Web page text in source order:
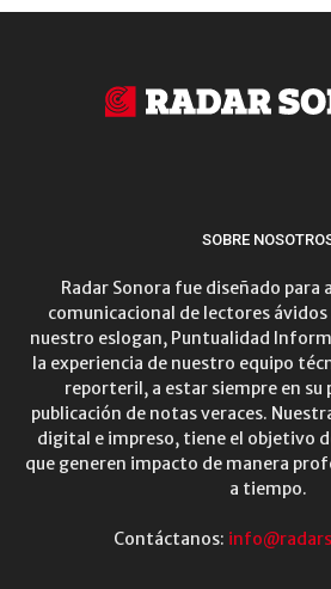
SOBRE
Radar Sonora fue diseñado para
comunicacional de lectores
nuestro eslogan, Puntualidad
la experiencia de nuestro equipo
reporteril, a estar siempre en su
publicación de notas veraces.
digital e impreso, tiene el objetivo
que generen impacto de manera
a tiempo.
Contáctanos: